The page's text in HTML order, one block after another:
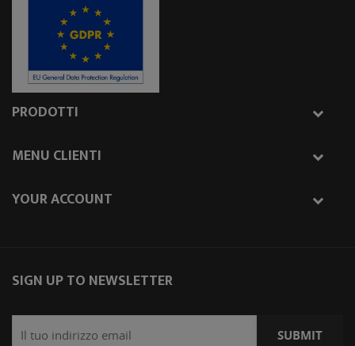
PRODOTTI
MENU CLIENTI
YOUR ACCOUNT
SIGN UP TO NEWSLETTER